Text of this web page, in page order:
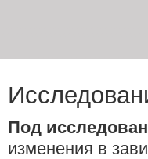
Под
изменения в